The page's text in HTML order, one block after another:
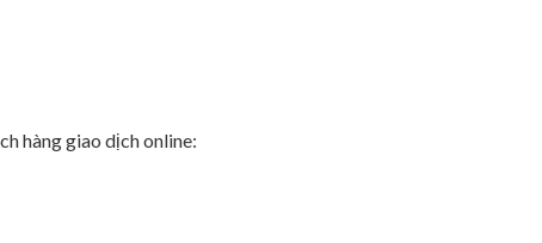
hàng giao dịch online: